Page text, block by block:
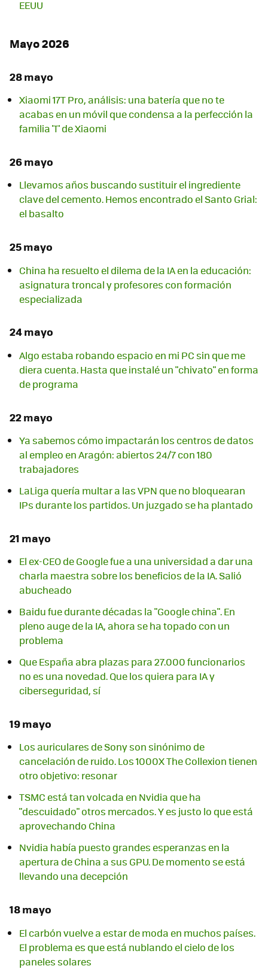
EEUU
Mayo 2026
28 mayo
Xiaomi 17T Pro, análisis: una batería que no te
acabas en un móvil que condensa a la perfección la
familia 'T' de Xiaomi
26 mayo
Llevamos años buscando sustituir el ingrediente
clave del cemento. Hemos encontrado el Santo Grial:
el basalto
25 mayo
China ha resuelto el dilema de la IA en la educación:
asignatura troncal y profesores con formación
especializada
24 mayo
Algo estaba robando espacio en mi PC sin que me
diera cuenta. Hasta que instalé un "chivato" en forma
de programa
22 mayo
Ya sabemos cómo impactarán los centros de datos
al empleo en Aragón: abiertos 24/7 con 180
trabajadores
LaLiga quería multar a las VPN que no bloquearan
IPs durante los partidos. Un juzgado se ha plantado
21 mayo
El ex-CEO de Google fue a una universidad a dar una
charla maestra sobre los beneficios de la IA. Salió
abucheado
Baidu fue durante décadas la "Google china". En
pleno auge de la IA, ahora se ha topado con un
problema
Que España abra plazas para 27.000 funcionarios
no es una novedad. Que los quiera para IA y
ciberseguridad, sí
19 mayo
Los auriculares de Sony son sinónimo de
cancelación de ruido. Los 1000X The Collexion tienen
otro objetivo: resonar
TSMC está tan volcada en Nvidia que ha
"descuidado" otros mercados. Y es justo lo que está
aprovechando China
Nvidia había puesto grandes esperanzas en la
apertura de China a sus GPU. De momento se está
llevando una decepción
18 mayo
El carbón vuelve a estar de moda en muchos países.
El problema es que está nublando el cielo de los
paneles solares